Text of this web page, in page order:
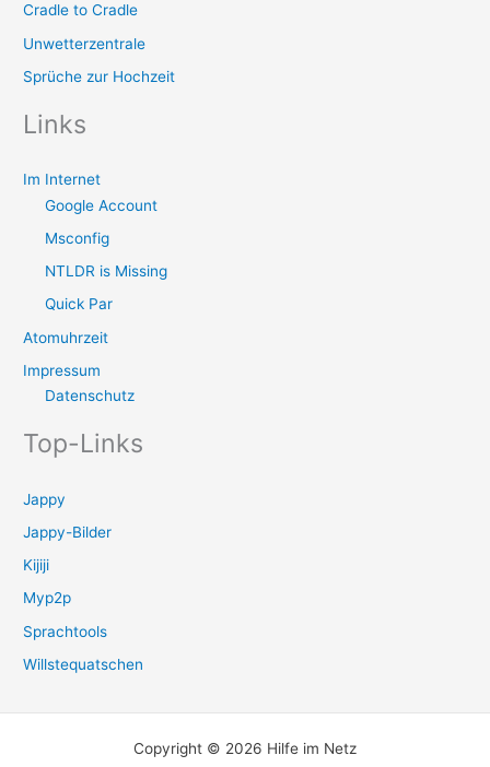
Cradle to Cradle
Unwetterzentrale
Sprüche zur Hochzeit
Links
Im Internet
Google Account
Msconfig
NTLDR is Missing
Quick Par
Atomuhrzeit
Impressum
Datenschutz
Top-Links
Jappy
Jappy-Bilder
Kijiji
Myp2p
Sprachtools
Willstequatschen
Copyright © 2026 Hilfe im Netz